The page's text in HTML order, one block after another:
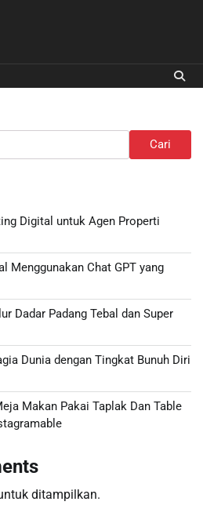
Cari
Digital untuk Agen Properti
Menggunakan Chat GPT yang
Dadar Padang Tebal dan Super
Dunia dengan Tingkat Bunuh Diri
Makan Pakai Taplak Dan Table
ditampilkan.